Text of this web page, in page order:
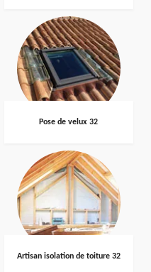
Pose de velux 32
Artisan isolation de toiture 32